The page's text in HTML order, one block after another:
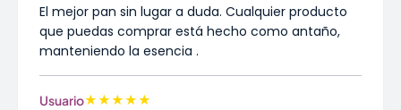
El mejor pan sin lugar a duda. Cualquier producto
que puedas comprar está hecho como antaño,
manteniendo la esencia .
Usuario★★★★★